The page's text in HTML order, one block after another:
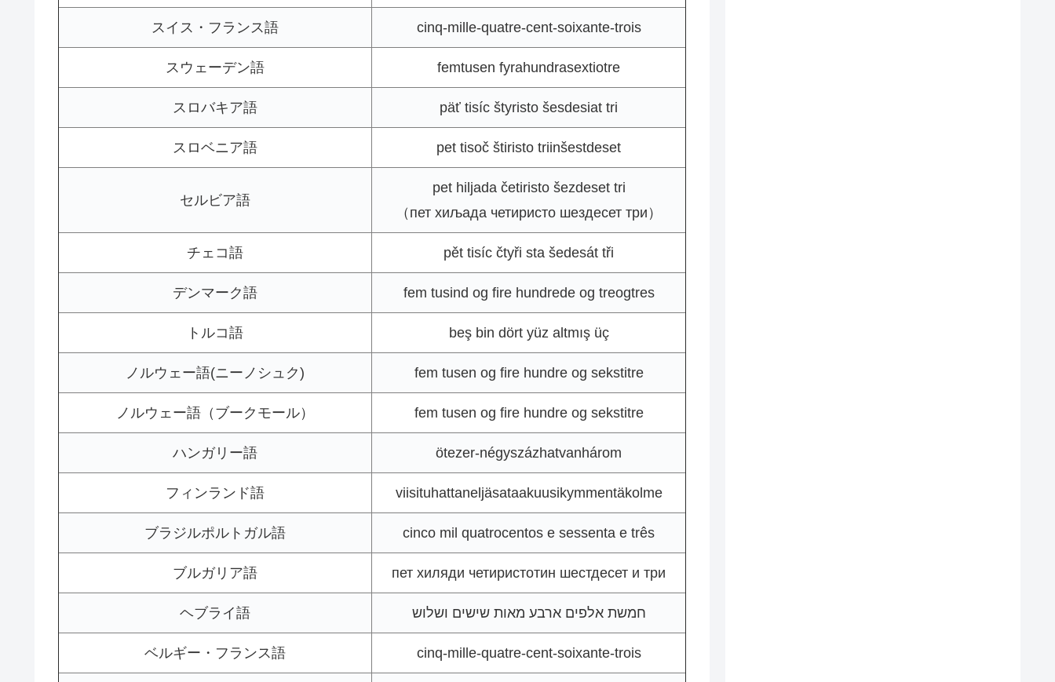
スイス・フランス語 cinq-mille-quatre-cent-soixante-trois
スウェーデン語 femtusen fyrahundrasextiotre
スロバキア語 päť tisíc štyristo šesdesiat tri
スロベニア語 pet tisoč štiristo triinšestdeset
セルビア語
pet hiljada četiristo šezdeset tri
（пет хиљада четиристо шездесет три）
チェコ語 pět tisíc čtyři sta šedesát tři
デンマーク語 fem tusind og fire hundrede og treogtres
トルコ語 beş bin dört yüz altmış üç
ノルウェー語(ニーノシュク) fem tusen og fire hundre og sekstitre
ノルウェー語（ブークモール） fem tusen og fire hundre og sekstitre
ハンガリー語 ötezer-négyszázhatvanhárom
フィンランド語 viisituhattaneljäsataakuusikymmentäkolme
ブラジルポルトガル語 cinco mil quatrocentos e sessenta e três
ブルガリア語 пет хиляди четиристотин шестдесет и три
ヘブライ語 חמשת אלפים ארבע מאות שישים ושלוש
ベルギー・フランス語 cinq-mille-quatre-cent-soixante-trois